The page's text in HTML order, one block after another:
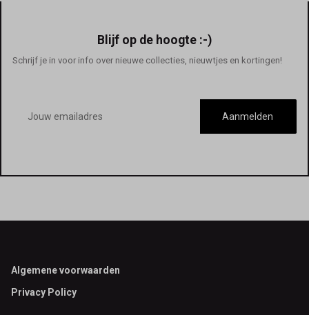
Blijf op de hoogte :-)
Schrijf je in voor info over nieuwe collecties, nieuwtjes en kortingen!
mailadres
Aanmelden
Footer
Algemene voorwaarden
Privacy Policy